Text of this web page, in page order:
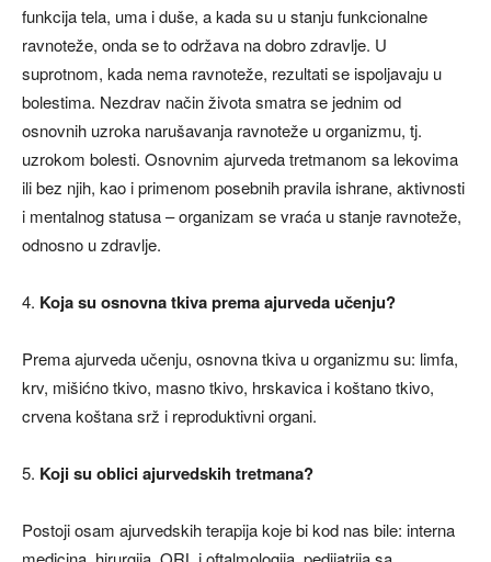
funkcija tela, uma i duše, a kada su u stanju funkcionalne
ravnoteže, onda se to održava na dobro zdravlje. U
suprotnom, kada nema ravnoteže, rezultati se ispoljavaju u
bolestima. Nezdrav način života smatra se jednim od
osnovnih uzroka narušavanja ravnoteže u organizmu, tj.
uzrokom bolesti. Osnovnim ajurveda tretmanom sa lekovima
ili bez njih, kao i primenom posebnih pravila ishrane, aktivnosti
i mentalnog statusa – organizam se vraća u stanje ravnoteže,
odnosno u zdravlje.
4. Koja su osnovna tkiva prema ajurveda učenju?
Prema ajurveda učenju, osnovna tkiva u organizmu su: limfa,
krv, mišićno tkivo, masno tkivo, hrskavica i koštano tkivo,
crvena koštana srž i reproduktivni organi.
5. Koji su oblici ajurvedskih tretmana?
Postoji osam ajurvedskih terapija koje bi kod nas bile: interna